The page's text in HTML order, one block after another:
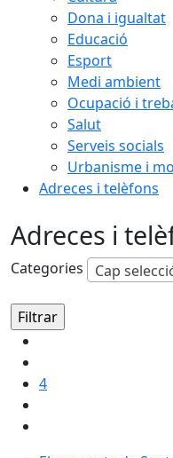
Dona i igualtat
Educació
Esport
Medi ambient
Ocupació i
Salut
Serveis socials
Urbanisme i
Adreces i telèfons
Adreces i
Categories Cap
4